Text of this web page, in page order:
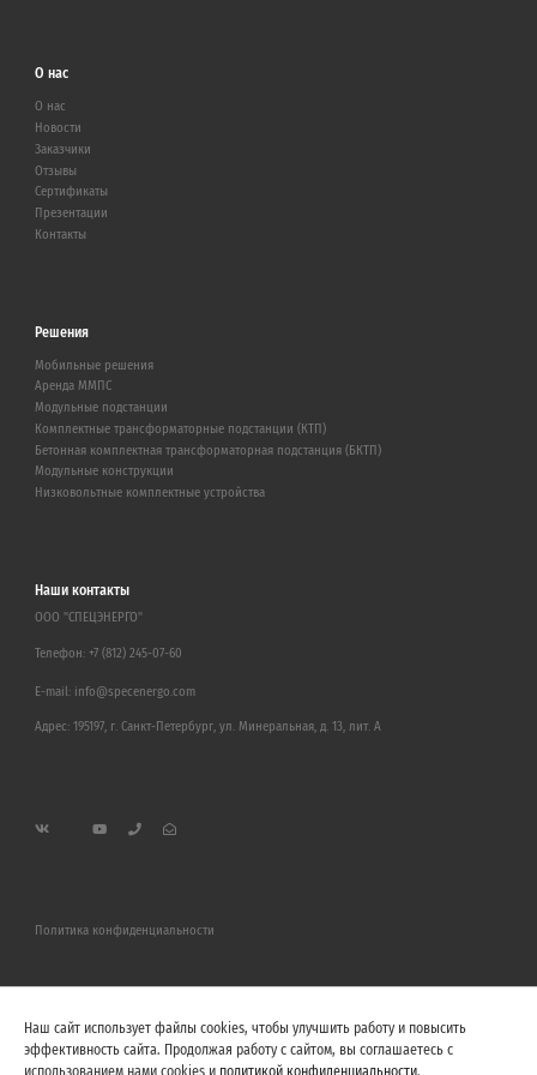
О нас
О нас
Новости
Заказчики
Отзывы
Сертификаты
Презентации
Контакты
Решения
Мобильные решения
Аренда ММПС
Модульные подстанции
Комплектные трансформаторные подстанции (КТП)
Бетонная комплектная трансформаторная подстанция (БКТП)
Модульные конструкции
Низковольтные комплектные устройства
Наши контакты
ООО "СПЕЦЭНЕРГО"
Телефон: +7 (812) 245-07-60
E-mail: info@specenergo.com
Адрес: 195197, г. Санкт-Петербург, ул. Минеральная, д. 13, лит. А
Политика конфиденциальности
Наш сайт использует файлы cookies, чтобы улучшить работу и повысить
эффективность сайта. Продолжая работу с сайтом, вы соглашаетесь с
использованием нами cookies и политикой конфиденциальности.